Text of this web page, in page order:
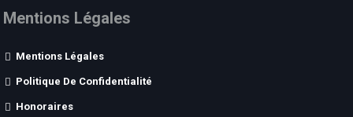
Mentions Légales
Mentions Légales
Politique De Confidentialité
Honoraires